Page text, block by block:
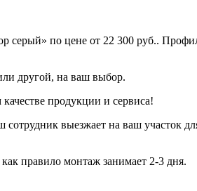
серый» по цене от 22 300 руб..
другой, на ваш выбор.
продукции и сервиса!
выезжает на ваш участок
правило монтаж занимает 2-3 дня.